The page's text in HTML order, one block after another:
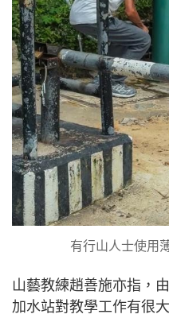
有行山人士使用
山藝教練趙善施亦指，
加水站對教學工作有很